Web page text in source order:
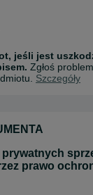
jeśli jest
Zgłoś
Szczegóły
prywatnych
prawo